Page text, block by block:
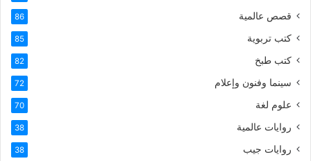
قصص عالمية 86
كتب تربوية 85
كتب طبخ 82
سينما وفنون وإعلام 72
علوم لغة 70
روايات عالمية 38
روايات جيب 38